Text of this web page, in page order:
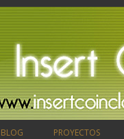
BLOG PROYECTOS